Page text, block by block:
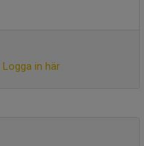
Logga in här